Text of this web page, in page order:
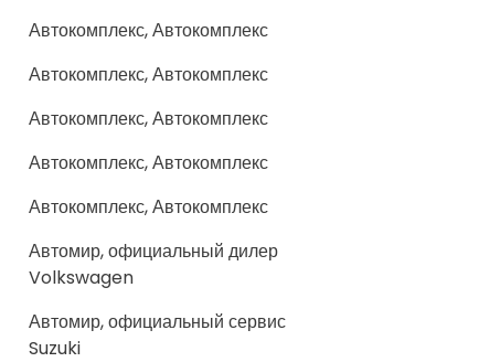
Автокомплекс, Автокомплекс
Автокомплекс, Автокомплекс
Автокомплекс, Автокомплекс
Автокомплекс, Автокомплекс
Автокомплекс, Автокомплекс
Автомир, официальный дилер
Volkswagen
Автомир, официальный сервис
Suzuki